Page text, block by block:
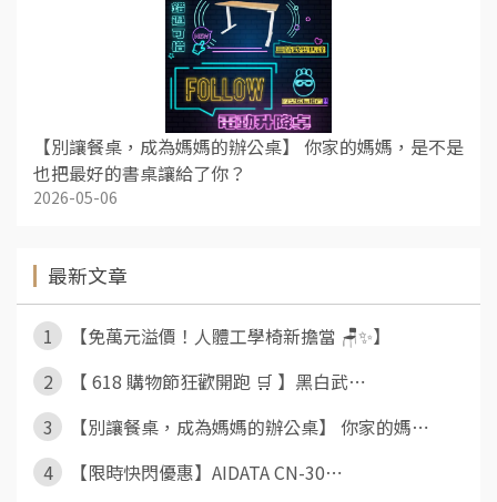
【別讓餐桌，成為媽媽的辦公桌】 你家的媽媽，是不是
也把最好的書桌讓給了你？
2026-05-06
最新文章
1
【免萬元溢價！人體工學椅新擔當 🪑✨】
2
【 618 購物節狂歡開跑 🛒 】黑白武⋯
3
【別讓餐桌，成為媽媽的辦公桌】 你家的媽⋯
4
【限時快閃優惠】AIDATA CN-30⋯